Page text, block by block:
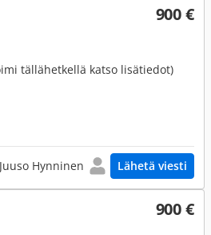
900 €
tällähetkellä katso lisätiedot)
Hynninen Lähetä viesti
900 €